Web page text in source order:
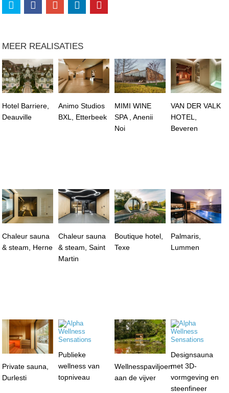
MEER REALISATIES
Hotel Barriere,
Deauville
Animo Studios
BXL, Etterbeek
MIMI WINE
SPA , Anenii
Noi
VAN DER VALK
HOTEL,
Beveren
Chaleur sauna
& steam, Herne
Chaleur sauna
& steam, Saint
Martin
Boutique hotel,
Texe
Palmaris,
Lummen
Private sauna,
Durlesti
Publieke
wellness van
topniveau
Wellnesspaviljoen
aan de vijver
Designsauna
met 3D-
vormgeving en
steenfineer